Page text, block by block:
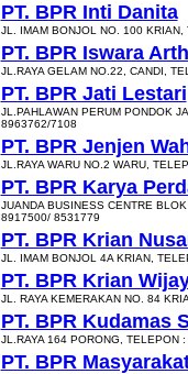
PT. BPR Inti Danita
JL. IMAM BONJOL NO. 100
PT. BPR Iswara
JL.RAYA GELAM NO.22, CANDI,
PT. BPR Jati Lestari
JL.PAHLAWAN PERUM PONDOK
8963762/7108
PT. BPR Jenjen
JL.RAYA WARU NO.2 WARU,
PT. BPR Karya
JUANDA BUSINESS CENTRE
8917500/ 8531779
PT. BPR Krian
JL. IMAM BONJOL 4A KRIAN,
PT. BPR Krian
JL. RAYA KEMERAKAN NO. 84
PT. BPR Kudamas
JL.RAYA 164 PORONG, TELEPON
PT. BPR